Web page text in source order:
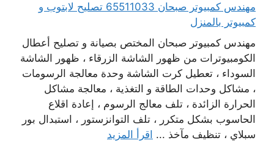
مهندس كمبيوتر صبحان 65511033 تصليح لابتوب و
كمبيوتر بالمنزل
مهندس كمبيوتر صبحان المختص بصيانة و تصليح أعطال
الكومبيوترات من ظهور الشاشة الزرقاء ، ظهور الشاشة
السوداء ، تعطيل كرت الشاشة وحدة معالجة الرسومات
، مشاكل وحدات الطاقة و التغذية ، معالجة مشاكل
الحرارة الزائدة ، تلف معالج الرسوم ، إعادة اقلاع
الحاسوب بشكل متكرر ، تلف التوانزستور ، استبدال بور
سبلاي ، تنظيف مآخذ ... اقرأ المزيد